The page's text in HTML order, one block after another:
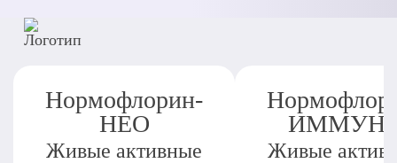
Нормофлорин-
НЕО
Живые активные
Живые